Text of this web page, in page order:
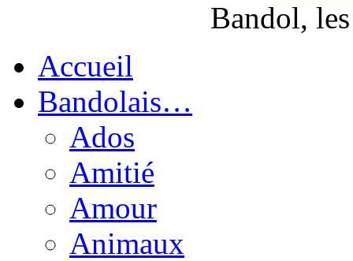
Bandol,
Accueil
Bandolais…
Ados
Amitié
Amour
Animaux